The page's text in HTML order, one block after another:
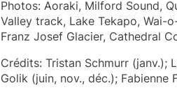
Photos: Aoraki, Milford Sound,
Valley track, Lake Tekapo, Wai-
Franz Josef Glacier, Cathedral
Crédits: Tristan Schmurr (janv.);
Golik (juin, nov., déc.);